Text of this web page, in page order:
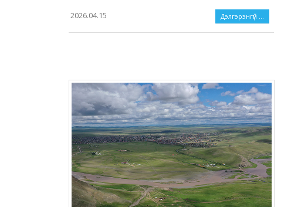
2026.04.15 Дэлгэрэнгүй ...